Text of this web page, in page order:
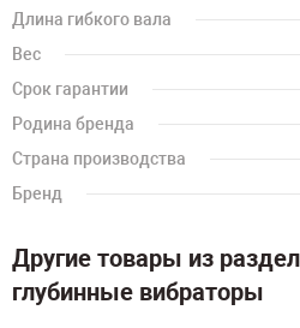
Длина гибкого вала
Вес
Срок гарантии
Родина бренда
Страна производства
Бренд
Другие товары из
глубинные вибраторы